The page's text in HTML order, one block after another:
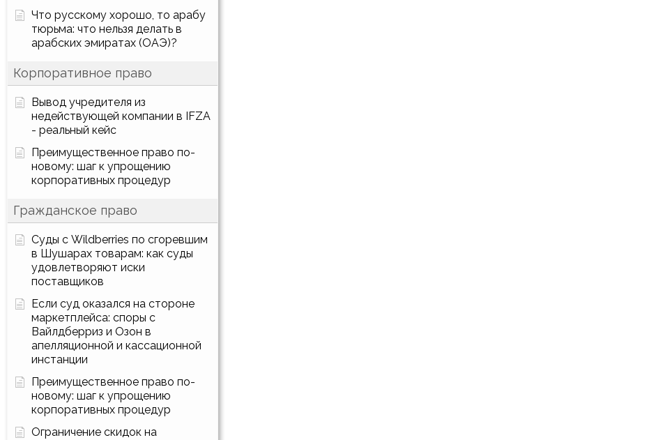
Что русскому хорошо, то арабу
тюрьма: что нельзя делать в
арабских эмиратах (ОАЭ)?
Корпоративное право
Вывод учредителя из
недействующей компании в IFZA
- реальный кейс
Преимущественное право по-
новому: шаг к упрощению
корпоративных процедур
Гражданское право
Суды с Wildberries по сгоревшим
в Шушарах товарам: как суды
удовлетворяют иски
поставщиков
Если суд оказался на стороне
маркетплейса: споры с
Вайлдберриз и Озон в
апелляционной и кассационной
инстанции
Преимущественное право по-
новому: шаг к упрощению
корпоративных процедур
Ограничение скидок на